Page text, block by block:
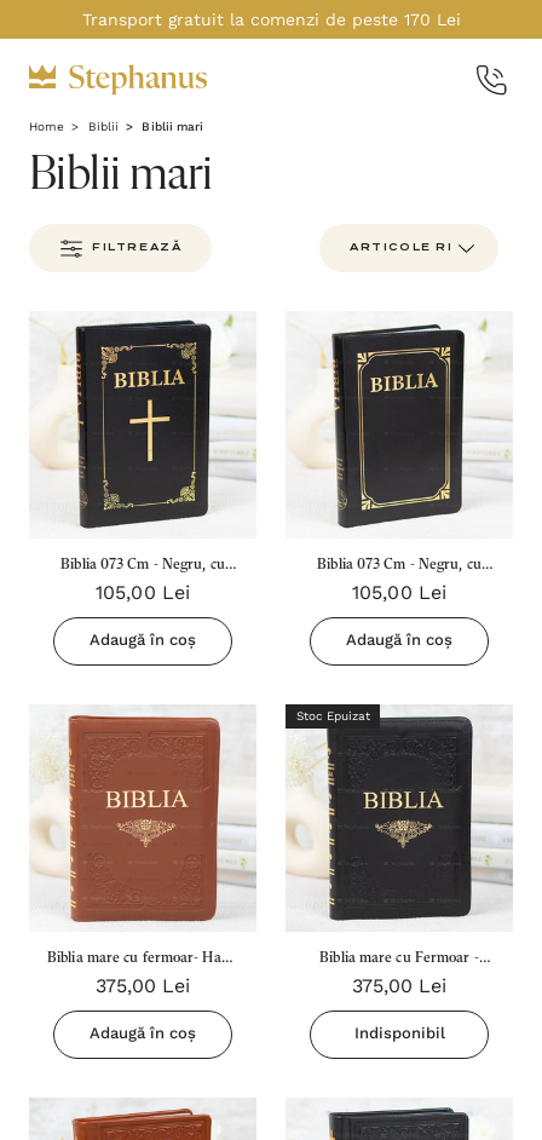
Transport gratuit la comenzi de peste 170 Lei
Home Biblii Biblii mari
Biblii mari
FILTREAZĂ
Biblia 073 Cm - Negru, cu
Chenar si Cruce
105,00 Lei
Adaugă în coș
Biblia 073 Cm - Negru, cu
chenar
105,00 Lei
Adaugă în coș
Biblia mare cu fermoar- Hand
Made - Dumitru Cornilescu, -
Co77 ZTi - Maro
375,00 Lei
Adaugă în coș
Stoc Epuizat
Biblia mare cu Fermoar -
Hand Made - Dumitru
Cornilescu, - Co77 ZTi -
Neagru
375,00 Lei
Indisponibil